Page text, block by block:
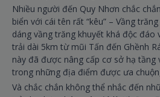
Nhiều người đến Quy Nhơn chắc
biển với cái tên rất “kêu” – Vầng
dáng vầng trăng khuyết khá độc đáo
trải dài 5km từ mũi Tấn đến Ghềnh
này đã được nâng cấp cơ sở hạ tầng
trong những địa điểm được ưa
Và chắc chắn không thể nhắc đến